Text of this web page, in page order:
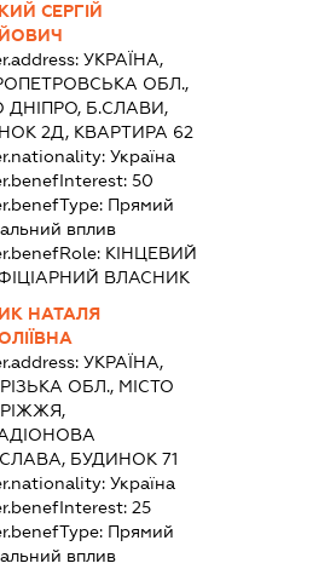
СЕРГІЙ
УКРАЇНА,
ОБЛ.,
ДНІПРО, Б.СЛАВИ,
2Д, КВАРТИРА 62
Україна
50
Прямий
вплив
КІНЦЕВИЙ
ВЛАСНИК
НАТАЛЯ
УКРАЇНА,
ОБЛ., МІСТО
БУДИНОК 71
Україна
25
Прямий
вплив